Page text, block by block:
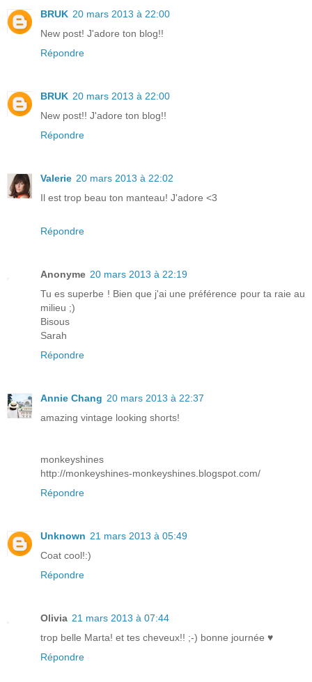
BRUK 20 mars 2013 à 22:00
New post! J'adore ton blog!!
Répondre
BRUK 20 mars 2013 à 22:00
New post!! J'adore ton blog!!
Répondre
Valerie 20 mars 2013 à 22:02
Il est trop beau ton manteau! J'adore <3
Répondre
Anonyme 20 mars 2013 à 22:19
Tu es superbe ! Bien que j'ai une préférence pour ta raie au
milieu ;)
Bisous
Sarah
Répondre
Annie Chang 20 mars 2013 à 22:37
amazing vintage looking shorts!
monkeyshines
http://monkeyshines-monkeyshines.blogspot.com/
Répondre
Unknown 21 mars 2013 à 05:49
Coat cool!:)
Répondre
Olivia 21 mars 2013 à 07:44
trop belle Marta! et tes cheveux!! ;-) bonne journée ♥
Répondre